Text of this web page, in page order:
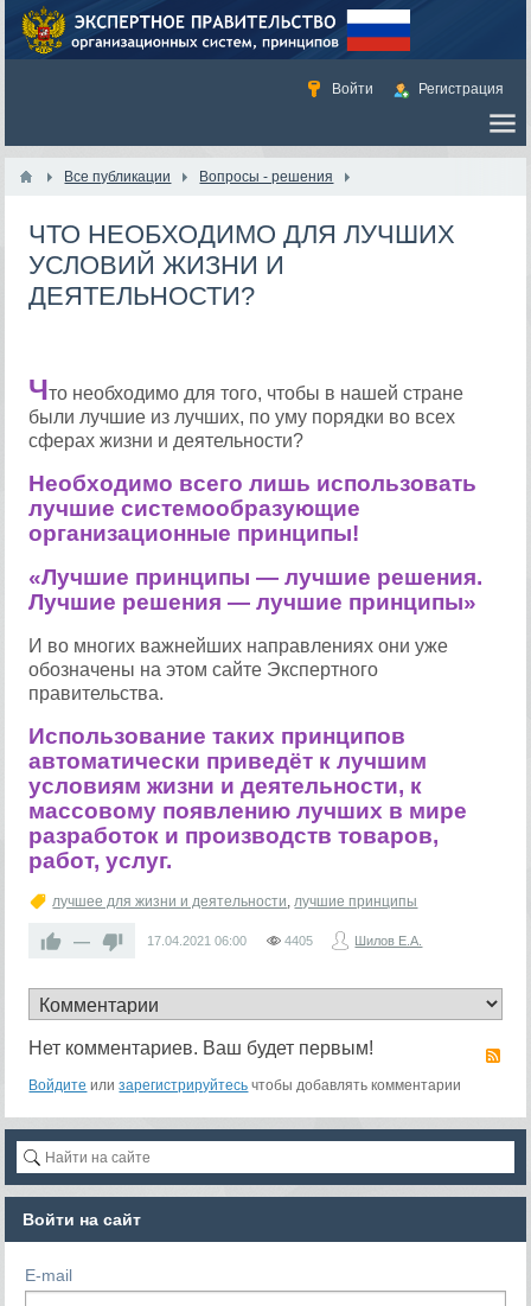
Войти Регистрация
Все публикации Вопросы - решения
ЧТО НЕОБХОДИМО ДЛЯ ЛУЧШИХ
УСЛОВИЙ ЖИЗНИ И
ДЕЯТЕЛЬНОСТИ?
Что необходимо для того, чтобы в нашей стране
были лучшие из лучших, по уму порядки во всех
сферах жизни и деятельности?
Необходимо всего лишь использовать
лучшие системообразующие
организационные принципы!
«Лучшие принципы — лучшие решения.
Лучшие решения — лучшие принципы»
И во многих важнейших направлениях они уже
обозначены на этом сайте Экспертного
правительства.
Использование таких принципов
автоматически приведёт к лучшим
условиям жизни и деятельности, к
массовому появлению лучших в мире
разработок и производств товаров,
работ, услуг.
лучшее для жизни и деятельности,лучшие принципы
— 17.04.2021 06:00 4405 Шилов Е.А.
Нет комментариев. Ваш будет первым!
Войдите илизарегистрируйтесь чтобы добавлять комментарии
Войти на сайт
E-mail